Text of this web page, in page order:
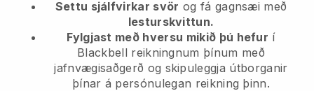
Settu sjálfvirkar svör og fá gagnsæi með
lesturskvittun.
Fylgjast með hversu mikið þú hefur í
Blackbell reikningnum þínum með
jafnvægisaðgerð og skipuleggja útborganir
þínar á persónulegan reikning þinn.